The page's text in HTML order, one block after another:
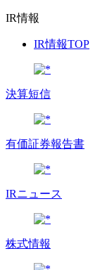
IR情報
IR情報TOP
決算短信
有価証券報告書
IRニュース
株式情報